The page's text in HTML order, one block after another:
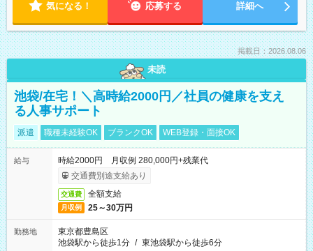
気になる！ 応募する 詳細へ
掲載日：2026.08.06
未読
池袋/在宅！＼高時給2000円／社員の健康を支え
る人事サポート
派遣 職種未経験OK ブランクOK WEB登録・面接OK
給与
時給2000円 月収例 280,000円+残業代
交通費別途支給あり
交通費 全額支給
月収例 25～30万円
勤務地
東京都豊島区
池袋駅から徒歩1分 / 東池袋駅から徒歩6分